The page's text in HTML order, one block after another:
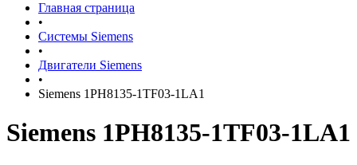
Главная страница
•
Системы Siemens
•
Двигатели Siemens
•
Siemens 1PH8135-1TF03-1LA1
Siemens 1PH8135-1TF03-1LA1